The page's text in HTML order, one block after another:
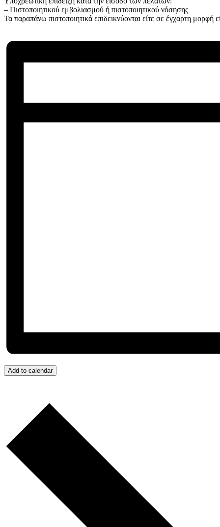
– Πιστοποιητικού εμβολιασμού ή πιστοποιητικού νόσησης
Τα παραπάνω πιστοποιητικά επιδεικνύονται είτε σε έγχαρτη μορφή
Add to calendar